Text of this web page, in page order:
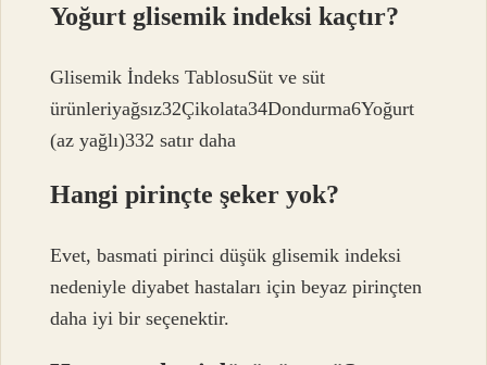
Yoğurt glisemik indeksi kaçtır?
Glisemik İndeks TablosuSüt ve süt
ürünleriyağsız32Çikolata34Dondurma6Yoğurt
(az yağlı)332 satır daha
Hangi pirinçte şeker yok?
Evet, basmati pirinci düşük glisemik indeksi
nedeniyle diyabet hastaları için beyaz pirinçten
daha iyi bir seçenektir.